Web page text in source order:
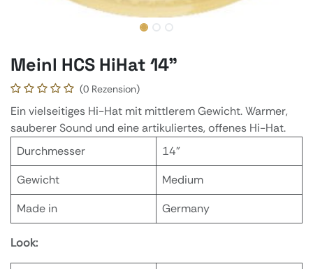
Meinl HCS HiHat 14"
(0 Rezension)
Ein vielseitiges Hi-Hat mit mittlerem Gewicht. Warmer,
sauberer Sound und eine artikuliertes, offenes Hi-Hat.
Durchmesser
14"
Gewicht
Medium
Made in
Germany
Look: